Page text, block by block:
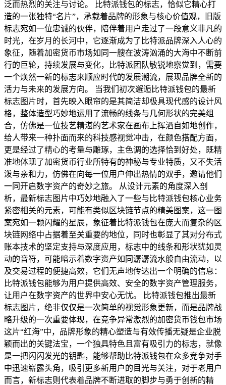
泛而热烈的关注与讨论。 比特派钱包的标志，恰似它精心打
造的一张独特“名片”，承载着品牌的形象与核心价值观，旧版
标志宛如一位忠诚的伙伴，陪伴着用户走过了一段意义非凡的
时光，在岁月的长河中，它逐渐成为了比特派品牌深入人心的
象征，随着加密货币市场如同一艘在波涛汹涌的大海中不断前
行的巨轮，持续发展与变化，比特派团队敏锐地察觉到，需要
一个焕然一新的标志来顺应时代的发展潮流，展现品牌全新的
活力与未来的发展方向。 当我们初次邂逅比特派钱包的最新
标志图片时，首先映入眼帘的是其简洁却极具现代感的设计风
格，整体造型巧妙地运用了流畅的线条与几何形状的完美组
合，仿佛是一位技艺精湛的艺术家在画布上挥洒自如地创作，
给人带来一种扑面而来的科技感视觉冲击，在颜色搭配方面，
更是经过了精心的考量与雕琢，主色调的选择恰到好处，既精
准地体现了加密货币行业所特有的神秘与专业特质，又不失活
泼与亲和力，仿佛在向每一位用户伸出热情的双手，邀请他们
一同开启数字资产的奇妙之旅。 从设计元素的角度深入剖
析，最新标志图片中巧妙地融入了一些与比特派钱包核心业务
紧密相关的元素，可能有类似区块链节点的精美图案，这一图
案宛如一颗闪耀的星辰，象征着比特派钱包在庞大而复杂的区
块链网络中占据着至关重要的地位，同时也彰显了其对分布式
账本技术的坚定支持与深度应用，标志中的线条和形状犹如灵
动的音符，可能暗示着数字资产如同潺潺流水般自由流动，以
及交易过程的便捷高效，它们无声地传达出一个明确的信息：
比特派钱包能够为用户提供高效、安全的数字资产管理服务，
让用户在数字资产的世界中安心无忧。 比特派钱包推出最新
标志图片，绝非仅仅是一次简单的视觉形象更新，而是品牌战
略升级的一次重要体现，在竞争异常激烈的加密货币钱包市场
这片“红海”中，品牌形象的精心塑造与有效传播无疑是企业脱
颖而出的关键法宝，一个独具特色且富有吸引力的标志，就像
是一把闪闪发光的钥匙，能够帮助比特派钱包在众多竞争对手
中迅速崭露头角，吸引更多新用户的目光与关注，对于老用户
而言，新标志则代表着品牌不断进取的脚步与勇于创新的精